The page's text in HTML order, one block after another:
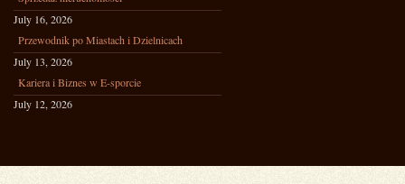
July 16, 2026
Przewodnik po Miastach i Dzielnicach
July 13, 2026
Kariera i Biznes w E-sporcie
July 12, 2026